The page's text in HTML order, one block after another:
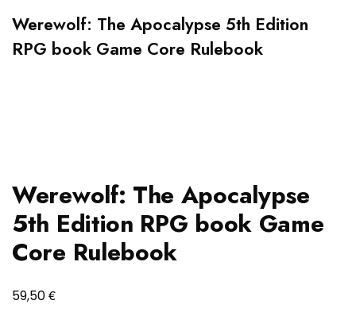
Werewolf: The Apocalypse 5th Edition
RPG book Game Core Rulebook
Werewolf: The Apocalypse
5th Edition RPG book Game
Core Rulebook
59,50€